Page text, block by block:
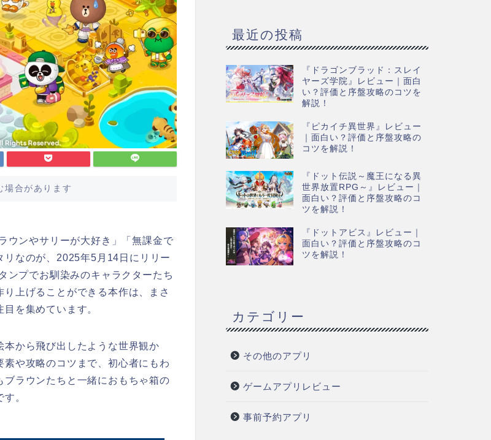
場合があります
ウンやサリーが大好き」「無課金で
リなのが、2025年5月14日にリリー
ンプでお馴染みのキャラクターたち
上げることができる本作は、まさ
を集めています。
から飛び出したような世界観か
や攻略のコツまで、初心者にもわ
ラウンたちと一緒におもちゃ箱の
。
最近の投稿
『ドラゴンブラッド：スレイ
ヤーズ学院』レビュー｜面白
い？評価と序盤攻略のコツを
解説！
『ピカイチ異世界』レビュー
｜面白い？評価と序盤攻略の
コツを解説！
『ドット伝説～魔王になる異
世界放置RPG～』レビュー｜
面白い？評価と序盤攻略のコ
ツを解説！
『ドットアビス』レビュー｜
面白い？評価と序盤攻略のコ
ツを解説！
カテゴリー
その他のアプリ
ゲームアプリレビュー
事前予約アプリ